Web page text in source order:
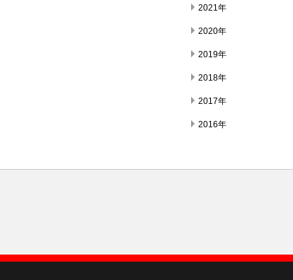
2021年
2020年
2019年
2018年
2017年
2016年